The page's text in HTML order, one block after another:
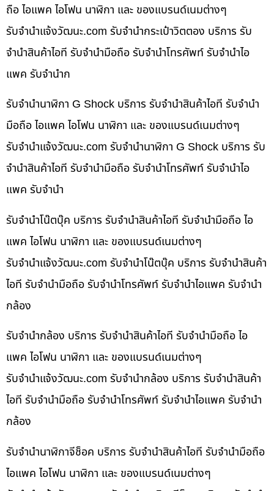
ถือ ไอแพค ไอโฟน นาฬิกา และ ของแบรนด์เนมต่างๆ
รับจํานําแจ้งวัฒนะ.com รับจำนำกระเป๋าวิตตอง บริการ รับ
จำนำสินค้าไอที รับจำนำมือถือ รับจำนำโทรศัพท์ รับจำนำไอ
แพค รับจำนำก
รับจำนำนาฬิกา G Shock บริการ รับจำนำสินค้าไอที รับจำนำ
มือถือ ไอแพค ไอโฟน นาฬิกา และ ของแบรนด์เนมต่างๆ
รับจํานําแจ้งวัฒนะ.com รับจำนำนาฬิกา G Shock บริการ รับ
จำนำสินค้าไอที รับจำนำมือถือ รับจำนำโทรศัพท์ รับจำนำไอ
แพค รับจำนำ
รับจำนำโน๊ตบุ๊ค บริการ รับจำนำสินค้าไอที รับจำนำมือถือ ไอ
แพค ไอโฟน นาฬิกา และ ของแบรนด์เนมต่างๆ
รับจํานําแจ้งวัฒนะ.com รับจำนำโน๊ตบุ๊ค บริการ รับจำนำสินค้า
ไอที รับจำนำมือถือ รับจำนำโทรศัพท์ รับจำนำไอแพค รับจำนำ
กล้อง
รับจำนำกล้อง บริการ รับจำนำสินค้าไอที รับจำนำมือถือ ไอ
แพค ไอโฟน นาฬิกา และ ของแบรนด์เนมต่างๆ
รับจํานําแจ้งวัฒนะ.com รับจำนำกล้อง บริการ รับจำนำสินค้า
ไอที รับจำนำมือถือ รับจำนำโทรศัพท์ รับจำนำไอแพค รับจำนำ
กล้อง
รับจำนำนาฬิกาจีช็อค บริการ รับจำนำสินค้าไอที รับจำนำมือถือ
ไอแพค ไอโฟน นาฬิกา และ ของแบรนด์เนมต่างๆ